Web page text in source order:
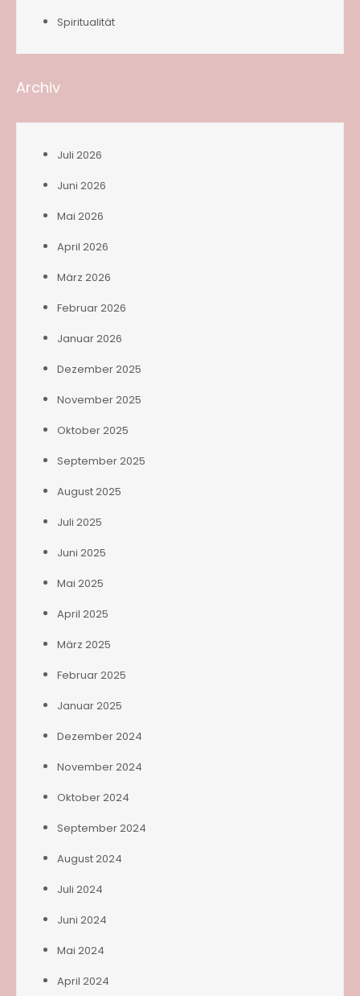
Spiritualität
Archiv
Juli 2026
Juni 2026
Mai 2026
April 2026
März 2026
Februar 2026
Januar 2026
Dezember 2025
November 2025
Oktober 2025
September 2025
August 2025
Juli 2025
Juni 2025
Mai 2025
April 2025
März 2025
Februar 2025
Januar 2025
Dezember 2024
November 2024
Oktober 2024
September 2024
August 2024
Juli 2024
Juni 2024
Mai 2024
April 2024